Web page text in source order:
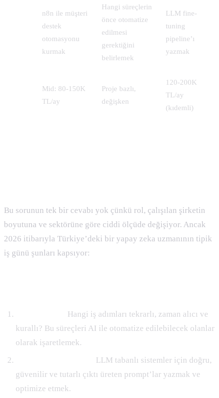
n8n ile müşteri
destek
otomasyonu
kurmak
Hangi süreçlerin
önce otomatize
edilmesi
gerektiğini
belirlemek
LLM fine-
tuning
pipeline’ı
yazmak
Mid: 80-150K
TL/ay
Proje bazlı,
değişken
120-200K
TL/ay
(kıdemli)
Bu sorunun tek bir cevabı yok çünkü rol, çalışılan şirketin
boyutuna ve sektörüne göre ciddi ölçüde değişiyor. Ancak
2026 itibarıyla Türkiye’deki bir yapay zeka uzmanının tipik
iş günü şunları kapsıyor:
Hangi iş adımları tekrarlı, zaman alıcı ve
kurallı? Bu süreçleri AI ile otomatize edilebilecek olanlar
olarak işaretlemek.
LLM tabanlı sistemler için doğru,
güvenilir ve tutarlı çıktı üreten prompt’lar yazmak ve
optimize etmek.